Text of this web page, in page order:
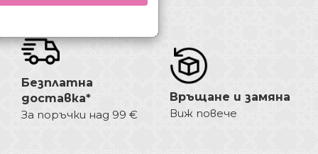
Безплатна
доставка*
За поръчки над 99 €
Връщане и замяна
Виж повече